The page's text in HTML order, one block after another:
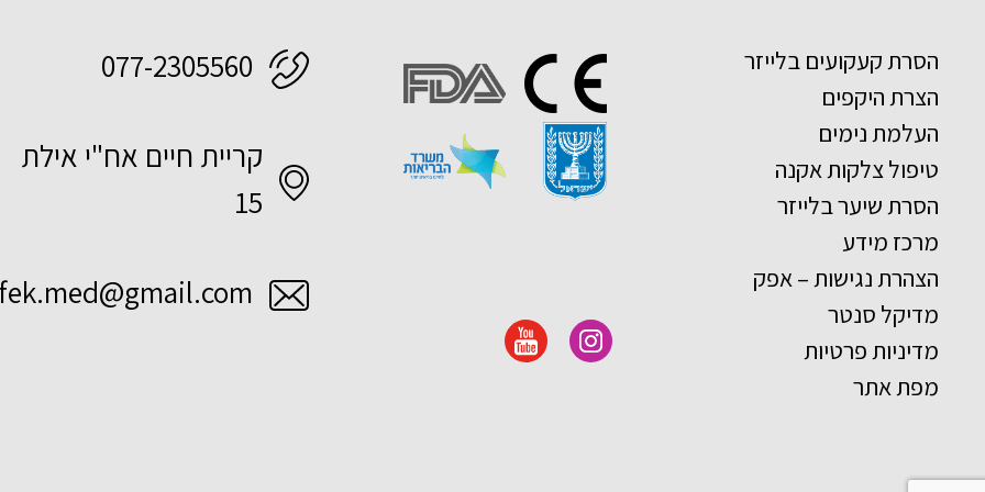
הסרת קעקועים בלייזר
הצרת היקפים
העלמת נימים
טיפול צלקות אקנה
הסרת שיער בלייזר
מרכז מידע
הצהרת נגישות – אפק
מדיקל סנטר
מדיניות פרטיות
מפת אתר
077-2305560
קריית חיים אח"י אילת
15